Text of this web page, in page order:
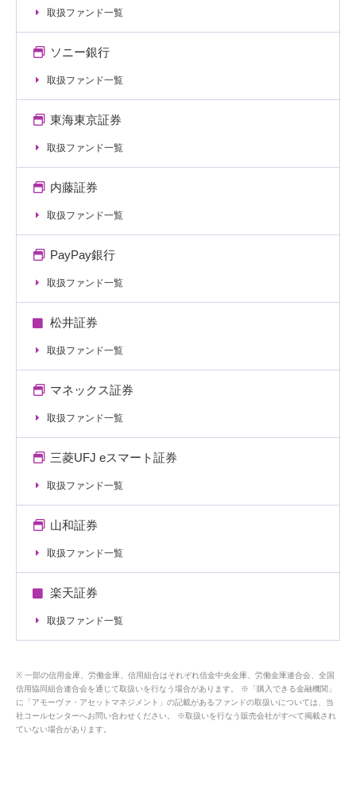
取扱ファンド一覧
ソニー銀行
取扱ファンド一覧
東海東京証券
取扱ファンド一覧
内藤証券
取扱ファンド一覧
PayPay銀行
取扱ファンド一覧
松井証券
取扱ファンド一覧
マネックス証券
取扱ファンド一覧
三菱UFJ eスマート証券
取扱ファンド一覧
山和証券
取扱ファンド一覧
楽天証券
取扱ファンド一覧
一部の信用金庫、労働金庫、信用組合はそれぞれ信金中央金庫、労働金庫連合会、全国
信用協同組合連合会を通じて取扱いを行なう場合があります。 ※「購入できる金融機関」
に「アモーヴァ・アセットマネジメント」の記載があるファンドの取扱いについては、当
社コールセンターへお問い合わせください。 ※取扱いを行なう販売会社がすべて掲載され
ていない場合があります。